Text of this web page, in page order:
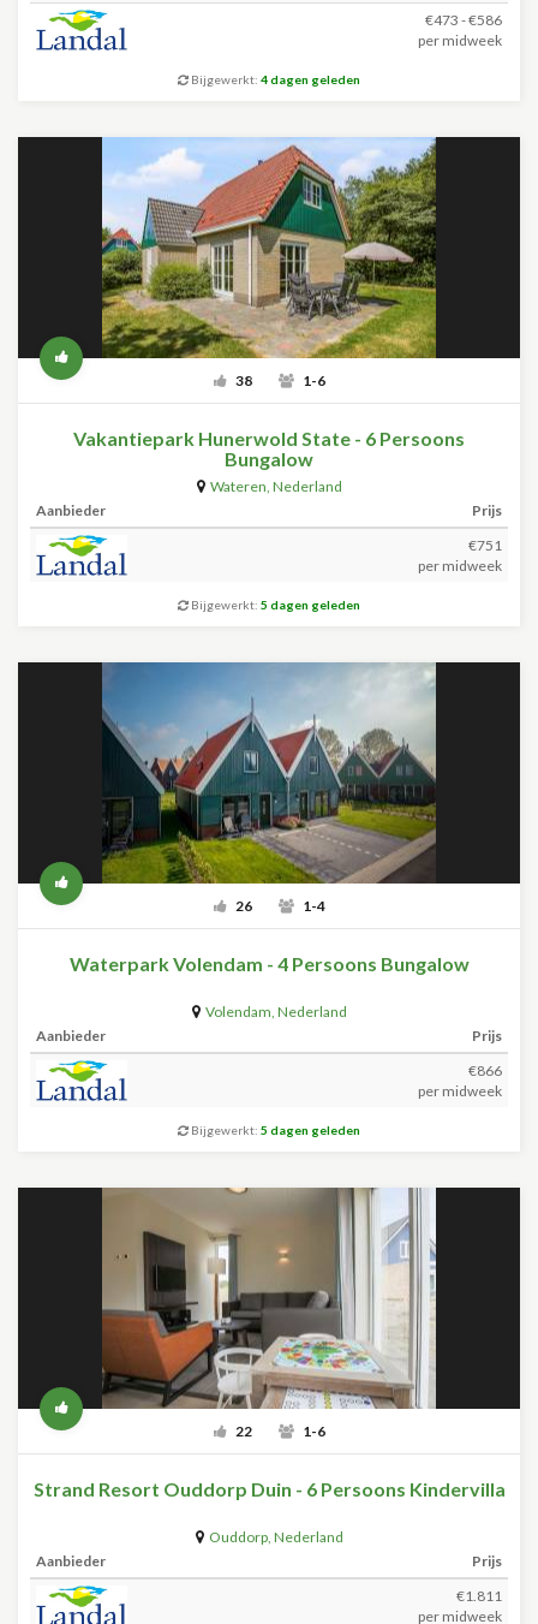
€473 - €586
per midweek
Bijgewerkt: 4 dagen geleden
38 1-6
Vakantiepark Hunerwold State - 6 Persoons
Bungalow
Wateren, Nederland
Aanbieder
Prijs
€751
per midweek
Bijgewerkt: 5 dagen geleden
26 1-4
Waterpark Volendam - 4 Persoons Bungalow
Volendam, Nederland
Aanbieder
Prijs
€866
per midweek
Bijgewerkt: 5 dagen geleden
22 1-6
Strand Resort Ouddorp Duin - 6 Persoons Kindervilla
Ouddorp, Nederland
Aanbieder
Prijs
€1.811
per midweek